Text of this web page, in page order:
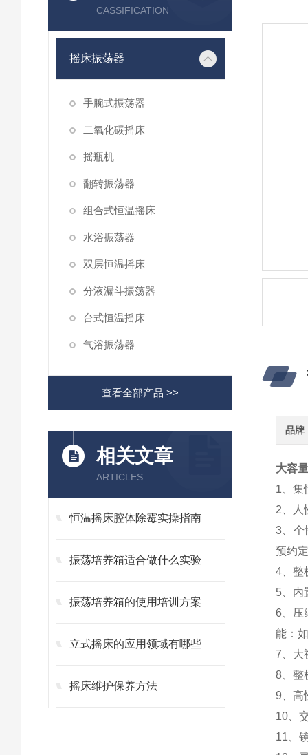
CASSIFICATION
摇床振荡器
手腕式振荡器
二氧化碳摇床
摇瓶机
翻转振荡器
组合式恒温摇床
水浴振荡器
双层恒温摇床
分液漏斗振荡器
台式恒温摇床
气浴振荡器
查看全部产品 >>
相关文章
ARTICLES
恒温摇床腔体除霉实操指南
振荡培养箱适合做什么实验
振荡培养箱的使用培训方案
立式摇床的应用领域有哪些
摇床维护保养方法
品牌
大容
1、集
2、人
3、个
预约
4、整
5、内
6、压
能：
7、大
8、整
9、高
10、
11、